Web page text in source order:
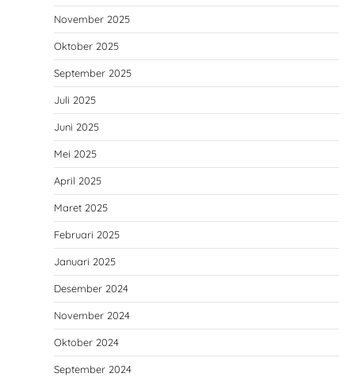
November 2025
Oktober 2025
September 2025
Juli 2025
Juni 2025
Mei 2025
April 2025
Maret 2025
Februari 2025
Januari 2025
Desember 2024
November 2024
Oktober 2024
September 2024